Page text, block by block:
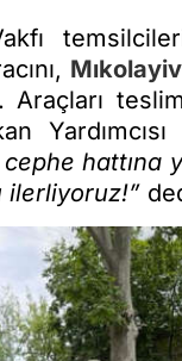
Mıkolayiv
hattına
ilerliyoruz!”